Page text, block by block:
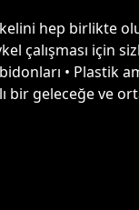
hep birlikte
çalışması için
• Plastik
geleceğe ve